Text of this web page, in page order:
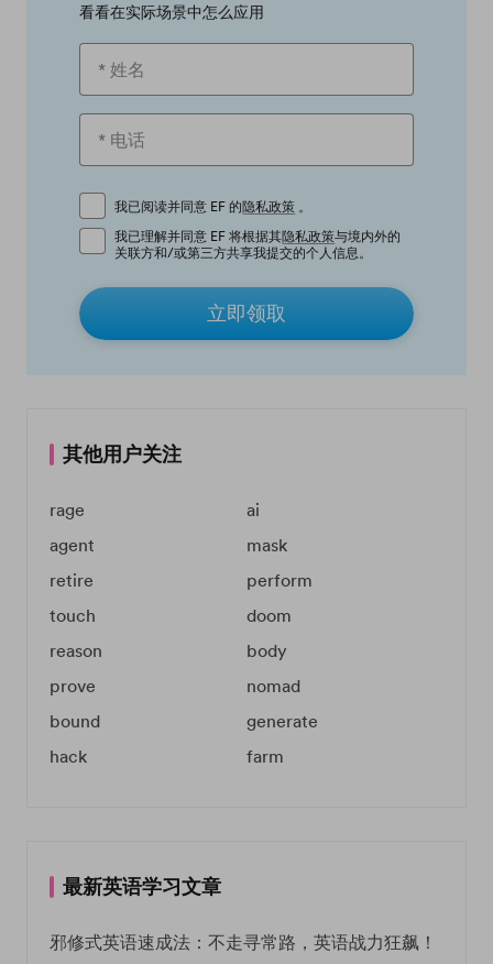
看看在实际场景中怎么应用
我已阅读并同意 EF 的隐私政策 。
我已理解并同意 EF 将根据其隐私政策与境内外的
关联方和/或第三方共享我提交的个人信息。
立即领取
其他用户关注
rage
ai
agent
mask
retire
perform
touch
doom
reason
body
prove
nomad
bound
generate
hack
farm
最新英语学习文章
邪修式英语速成法：不走寻常路，英语战力狂飙！